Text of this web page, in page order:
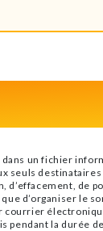
un fichier
destinataires
d’effacement, de
d’organiser le
courrier
pendant la durée